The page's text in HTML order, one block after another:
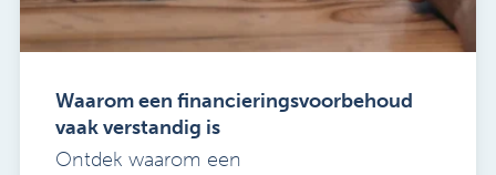
Waarom een financieringsvoorbehoud
vaak verstandig is
Ontdek waarom een